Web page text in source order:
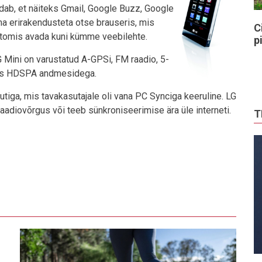
et näiteks Gmail, Google Buzz, Google
erirakendusteta otse brauseris, mis
avada kuni kümme veebilehte.
on varustatud A-GPSi, FM raadio, 5-
HDSPA andmesidega.
mis tavakasutajale oli vana PC Synciga keeruline. LG
või teeb sünkroniseerimise ära üle interneti.